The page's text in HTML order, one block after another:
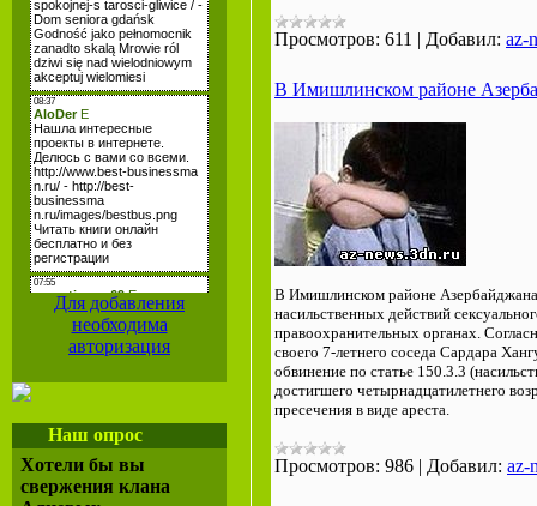
Для добавления
необходима
авторизация
Наш опрос
Хотели бы вы
свержения клана
Просмотров: 611 | Добавил: az-
В Имишлинском районе
В Имишлинском районе Азербайджана
насильственных действий
правоохранительных органах.
своего 7-летнего соседа Сардара
обвинение по статье 150.3.3
достигшего четырнадцатилетнего
пресечения в виде ареста.
Просмотров: 986 | Добавил: az-